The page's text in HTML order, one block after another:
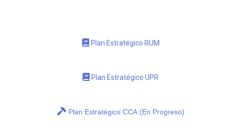
Plan Estratégico RUM
Plan Estratégico UPR
Plan Estratégico CCA (En Progreso)